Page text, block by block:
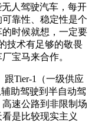
人驾驶汽车，每开
靠性、稳定性是个
时候就想，一定要
技术有足够的敬畏
宝马来合作。
Tier-1（一级供应
助驾驶到半自动驾
速公路到非限制场
是比较现实主义